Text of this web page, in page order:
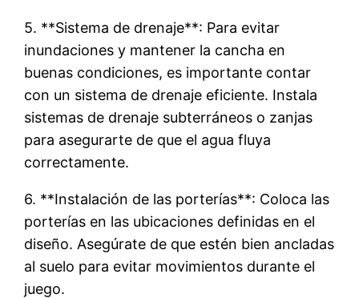
5. **Sistema de drenaje**: Para evitar
inundaciones y mantener la cancha en
buenas condiciones, es importante contar
con un sistema de drenaje eficiente. Instala
sistemas de drenaje subterráneos o zanjas
para asegurarte de que el agua fluya
correctamente.
6. **Instalación de las porterías**: Coloca las
porterías en las ubicaciones definidas en el
diseño. Asegúrate de que estén bien ancladas
al suelo para evitar movimientos durante el
juego.